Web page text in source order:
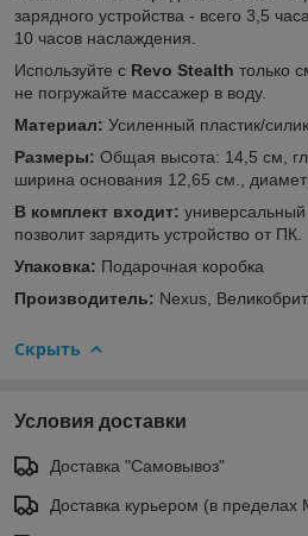
зарядного устройства - всего 3,5
10 часов наслаждения.
Используйте с Revo Stealth только
не погружайте массажер в воду.
Материал: Усиленный пластик/
Размеры: Общая высота: 14,5 см,
ширина основания 12,65 см.,
В комплект входит:
позволит зарядить устройство от ПК.
Упаковка: Подарочная коробка
Производитель: Nexus,
Скрыть
Условия доставки
Доставка "Самовывоз"
Доставка курьером (в